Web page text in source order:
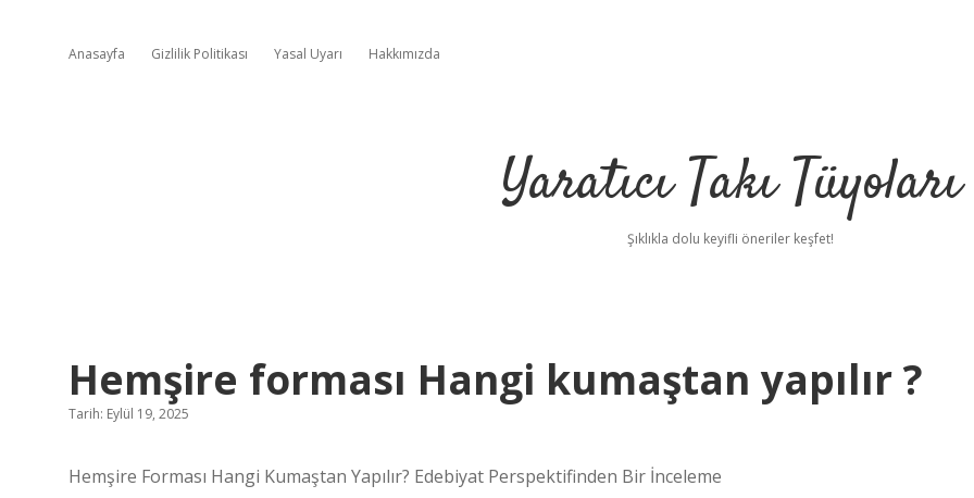
Anasayfa Gizlilik Politikası Yasal Uyarı Hakkımızda
Yaratıcı Takı Tüyoları
Şıklıkla dolu keyifli öneriler keşfet!
Hemşire forması Hangi kumaştan yapılır ?
Tarih: Eylül 19, 2025
Hemşire Forması Hangi Kumaştan Yapılır? Edebiyat Perspektifinden Bir İnceleme